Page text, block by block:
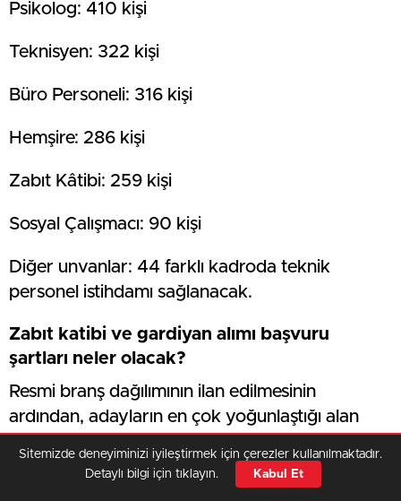
Psikolog: 410 kişi
Teknisyen: 322 kişi
Büro Personeli: 316 kişi
Hemşire: 286 kişi
Zabıt Kâtibi: 259 kişi
Sosyal Çalışmacı: 90 kişi
Diğer unvanlar: 44 farklı kadroda teknik
personel istihdamı sağlanacak.
Zabıt katibi ve gardiyan alımı başvuru
şartları neler olacak?
Resmi branş dağılımının ilan edilmesinin
ardından, adayların en çok yoğunlaştığı alan
kriterleri oldu. Adalet Bakanlığı personel
alımlarında genel olarak 657 sayılı Devlet
Veri politikasındaki amaçlarla sınırlı ve mevzuata uygun şekilde çerez
inceleyebilirsiniz.
Sitemizde deneyiminizi iyileştirmek için çerezler kullanılmaktadır.
Detaylı bilgi için tıklayın.
Kabul Et